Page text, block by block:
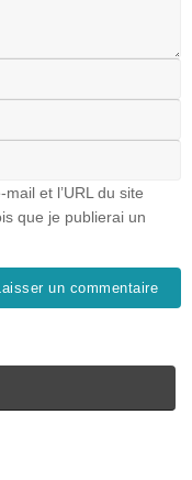
et l’URL du site
que je publierai un